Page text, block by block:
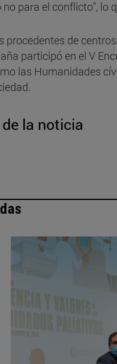
para el conflicto", lo
procedentes de
participó en el V
las Humanidades
la noticia